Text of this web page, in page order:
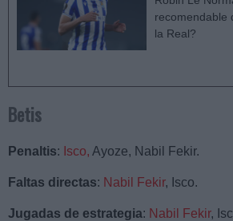
recomendable
la Real?
Betis
Penaltis: Isco, Ayoze, Nabil Fekir.
Faltas directas: Nabil Fekir, Isco.
Jugadas de estrategia: Nabil Fekir,